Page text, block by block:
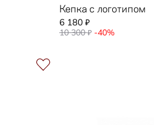
Кепка с логотипом
6 180 ₽
10 300₽ -40%